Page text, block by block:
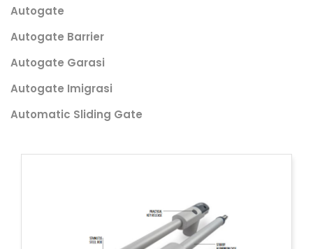
Autogate
Autogate Barrier
Autogate Garasi
Autogate Imigrasi
Automatic Sliding Gate